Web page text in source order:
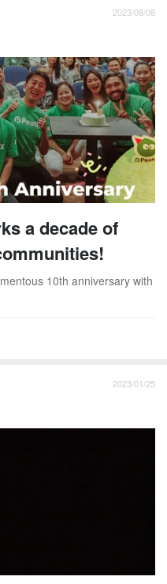
2023/08/08
a decade of
10th anniversary with
2023/01/25